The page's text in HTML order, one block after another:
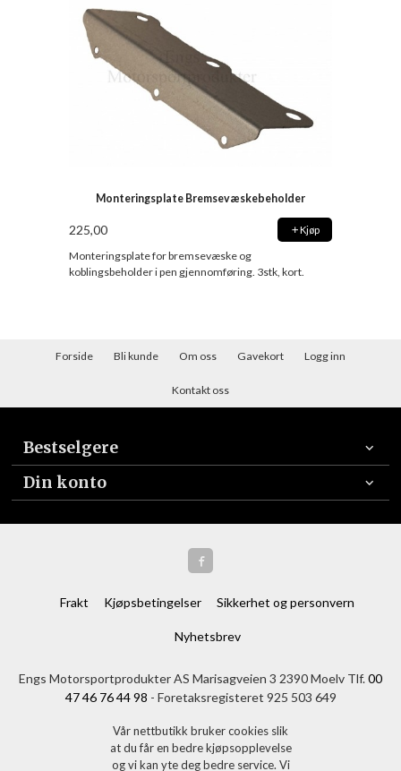
Monteringsplate Bremsevæskebeholder
225,00 Kjøp
Monteringsplate for bremsevæske og
koblingsbeholder i pen gjennomføring. 3stk, kort.
Forside Bli kunde Om oss Gavekort Logg inn
Kontakt oss
Bestselgere
Din konto
Frakt Kjøpsbetingelser Sikkerhet og personvern
Nyhetsbrev
Engs Motorsportprodukter AS Marisagveien 3 2390 Moelv Tlf.00
47 46 76 44 98 - Foretaksregisteret 925 503 649
Vår nettbutikk bruker cookies slik
at du får en bedre kjøpsopplevelse
og vi kan yte deg bedre service. Vi